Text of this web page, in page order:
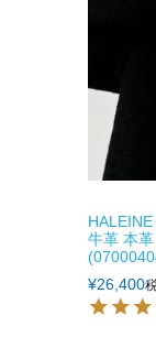
牛革 本
¥26,400